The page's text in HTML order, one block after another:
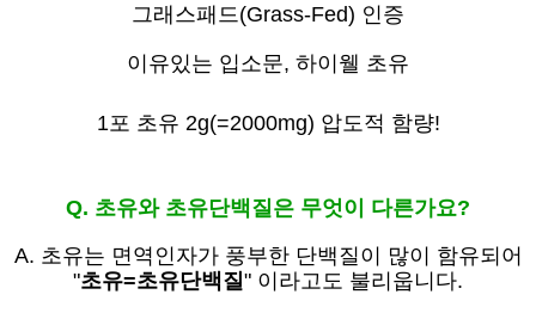
그래스패드(Grass-Fed) 인증
이유있는 입소문, 하이웰 초유
1포 초유 2g(=2000mg) 압도적 함량!
Q. 초유와 초유단백질은 무엇이 다른가요?
A. 초유는 면역인자가 풍부한 단백질이 많이 함유되어
"초유=초유단백질 " 이라고도 불리웁니다.